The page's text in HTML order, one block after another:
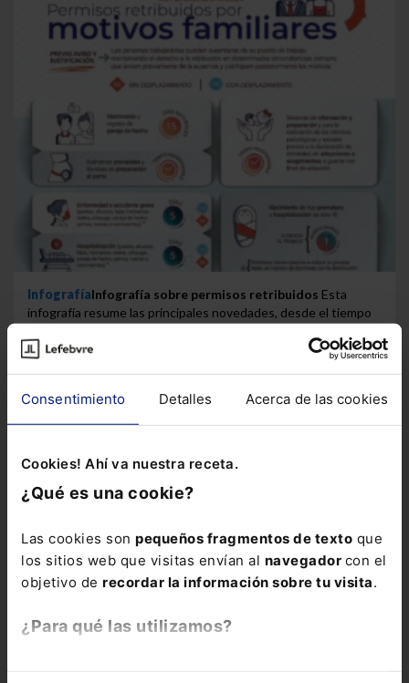
Consentimiento Detalles Acerca de las cookies
Cookies! Ahí va nuestra receta.
¿Qué es una cookie?
Las cookies son pequeños fragmentos de texto que
los sitios web que visitas envían al navegador con el
objetivo de recordar la información sobre tu visita.
¿Para qué las utilizamos?
InfografíaInfografía sobre permisos retribuidos Esta
infografía resume las principales novedades, desde el tiempo